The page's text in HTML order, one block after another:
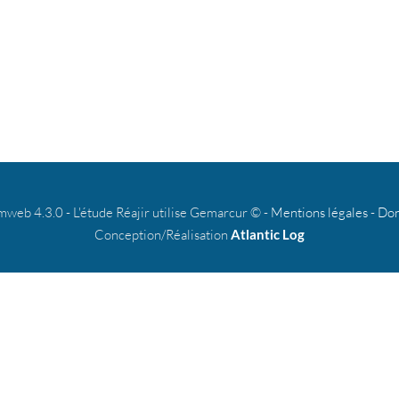
4.3.0 - L'étude Réajir utilise Gemarcur © - Mentions légales-
Conception/Réalisation Atlantic Log